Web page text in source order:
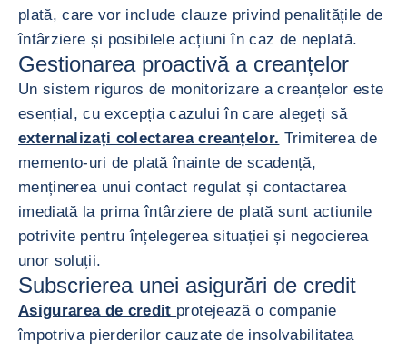
plată, care vor include clauze privind penalitățile de
întârziere și posibilele acțiuni în caz de neplată.
Gestionarea proactivă a creanțelor
Un sistem riguros de monitorizare a creanțelor este
esențial, cu excepția cazului în care alegeți să
externalizați colectarea creanțelor. Trimiterea de
memento-uri de plată înainte de scadență,
menținerea unui contact regulat și contactarea
imediată la prima întârziere de plată sunt actiunile
potrivite pentru înțelegerea situației și negocierea
unor soluții.
Subscrierea unei asigurări de credit
Asigurarea de credit protejează o companie
împotriva pierderilor cauzate de insolvabilitatea